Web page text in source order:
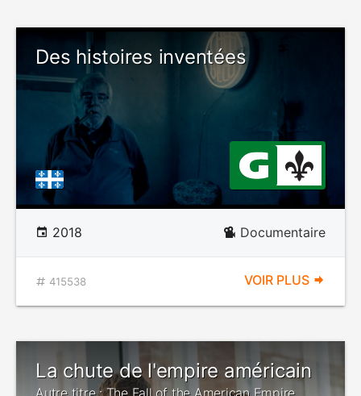
Des histoires inventées
2018 Documentaire
415538 VOIR PLUS
La chute de l'empire américain
Autre titre : The Fall of the American Empire